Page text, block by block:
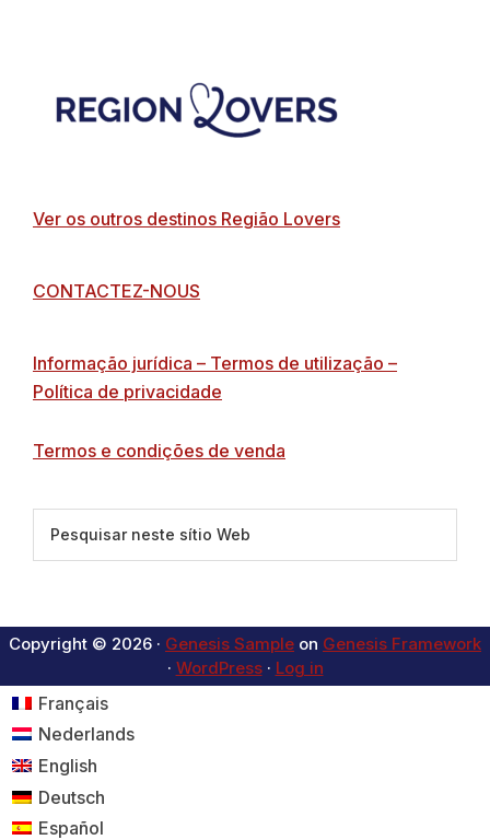
Ver os outros destinos Região Lovers
CONTACTEZ-NOUS
Informação jurídica – Termos de utilização –
Política de privacidade
Termos e condições de venda
Copyright © 2026 · Genesis Sample on Genesis Framework
· WordPress· Log in
Français
Nederlands
English
Deutsch
Español